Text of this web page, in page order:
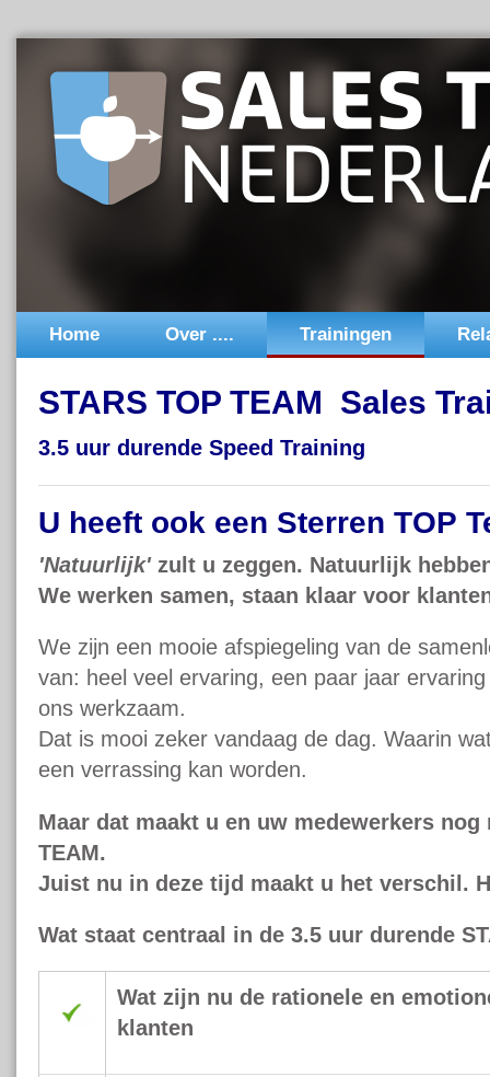
Home Over .... Trainingen
STARS TOP TEAM Sales
3.5 uur durende Speed Training
U heeft ook een Sterren TOP
'Natuurlijk'zult u zeggen. Natuurlijk
We werken samen, staan klaar voor
We zijn een mooie afspiegeling van de
van: heel veel ervaring, een paar jaar
ons werkzaam.
Dat is mooi zeker vandaag de dag. Waarin
een verrassing kan worden.
Maar dat maakt u en uw medewerkers nog
TEAM.
Juist nu in deze tijd maakt u het verschil.
Wat staat centraal in de 3.5 uur durende
Wat zijn nu de rationele en
klanten